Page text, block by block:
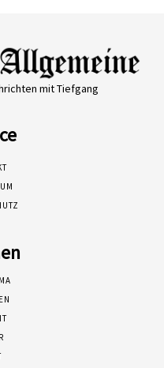
mit Tiefgang